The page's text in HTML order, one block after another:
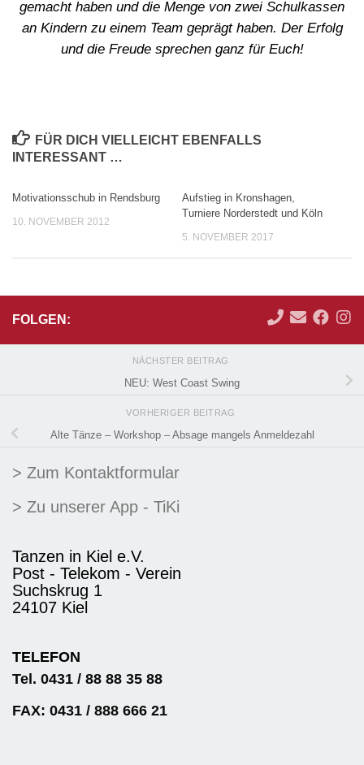
gemacht haben und die Menge von zwei Schulkassen
an Kindern zu einem Team geprägt haben. Der Erfolg
und die Freude sprechen ganz für Euch!
FÜR DICH VIELLEICHT EBENFALLS
INTERESSANT …
Motivationsschub in Rendsburg
10. NOVEMBER 2012
Aufstieg in Kronshagen,
Turniere Norderstedt und Köln
5. NOVEMBER 2017
FOLGEN:
NÄCHSTER BEITRAG
NEU: West Coast Swing
VORHERIGER BEITRAG
Alte Tänze – Workshop – Absage mangels Anmeldezahl
> Zum Kontaktformular
> Zu unserer App - TiKi
Tanzen in Kiel e.V.
Post - Telekom - Verein
Suchskrug 1
24107 Kiel
TELEFON
Tel. 0431 / 88 88 35 88
FAX: 0431 / 888 666 21